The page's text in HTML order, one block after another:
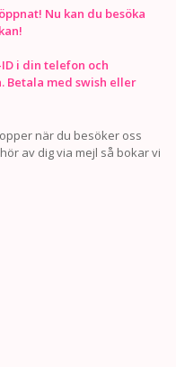
Nu kan du besöka
i din telefon och
Betala med swish eller
när du besöker oss
av dig via mejl så bokar vi